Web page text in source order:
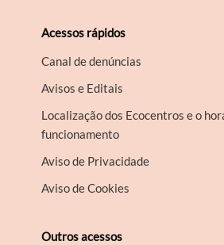
Acessos rápidos
Canal de denúncias
Avisos e Editais
Localização dos Ecocentros e o
funcionamento
Aviso de Privacidade
Aviso de Cookies
Outros acessos